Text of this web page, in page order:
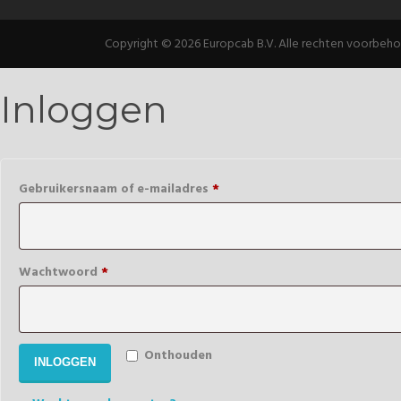
Copyright © 2026 Europcab B.V. Alle rechten
Inloggen
Gebruikersnaam of e-mailadres *Verplicht
Wachtwoord *Verplicht
Onthouden
INLOGGEN